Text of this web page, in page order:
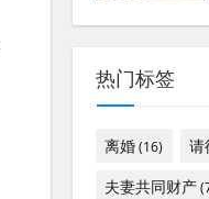
热门标签
离婚(16) 请
夫妻共同财产